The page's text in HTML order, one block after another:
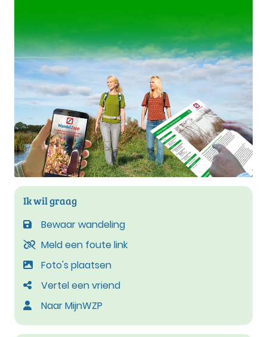
Ik wil graag
Bewaar wandeling
Meld een foute link
Foto's plaatsen
Vertel een vriend
Naar MijnWZP